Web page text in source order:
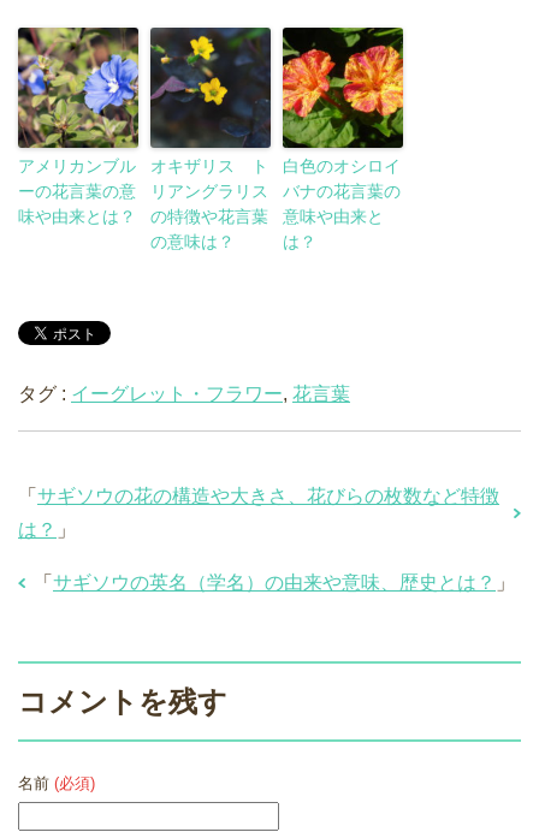
アメリカンブル
ーの花言葉の意
味や由来とは？
オキザリス ト
リアングラリス
の特徴や花言葉
の意味は？
白色のオシロイ
バナの花言葉の
意味や由来と
は？
タグ : イーグレット・フラワー, 花言葉
「 サギソウの花の構造や大きさ、花びらの枚数など特徴
は？ 」
「 サギソウの英名（学名）の由来や意味、歴史とは？ 」
コメントを残す
名前 (必須)